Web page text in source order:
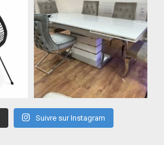
Suivre sur Instagram